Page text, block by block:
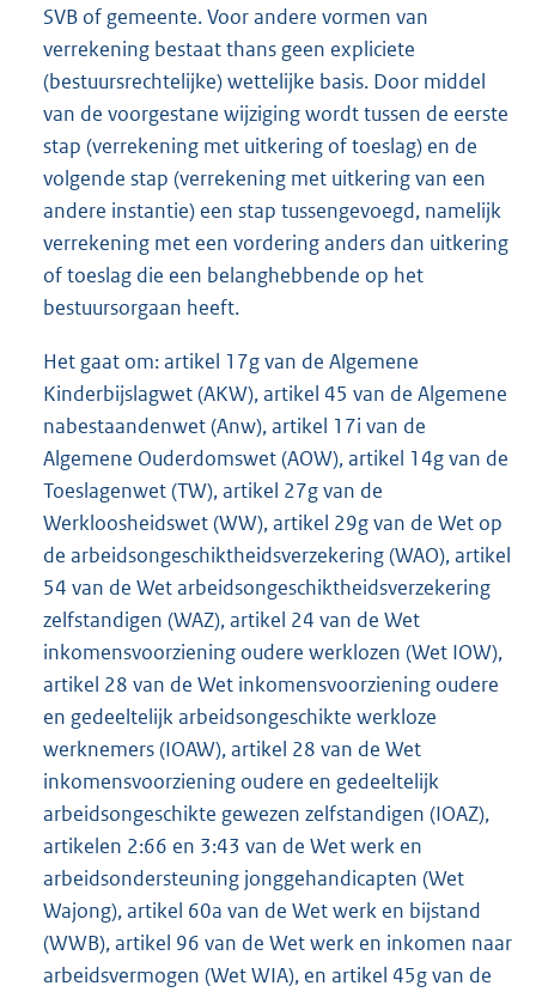
SVB of gemeente. Voor andere vormen van
verrekening bestaat thans geen expliciete
(bestuursrechtelijke) wettelijke basis. Door middel
van de voorgestane wijziging wordt tussen de eerste
stap (verrekening met uitkering of toeslag) en de
volgende stap (verrekening met uitkering van een
andere instantie) een stap tussengevoegd, namelijk
verrekening met een vordering anders dan uitkering
of toeslag die een belanghebbende op het
bestuursorgaan heeft.
Het gaat om: artikel 17g van de Algemene
Kinderbijslagwet (AKW), artikel 45 van de Algemene
nabestaandenwet (Anw), artikel 17i van de
Algemene Ouderdomswet (AOW), artikel 14g van de
Toeslagenwet (TW), artikel 27g van de
Werkloosheidswet (WW), artikel 29g van de Wet op
de arbeidsongeschiktheidsverzekering (WAO), artikel
54 van de Wet arbeidsongeschiktheidsverzekering
zelfstandigen (WAZ), artikel 24 van de Wet
inkomensvoorziening oudere werklozen (Wet IOW),
artikel 28 van de Wet inkomensvoorziening oudere
en gedeeltelijk arbeidsongeschikte werkloze
werknemers (IOAW), artikel 28 van de Wet
inkomensvoorziening oudere en gedeeltelijk
arbeidsongeschikte gewezen zelfstandigen (IOAZ),
artikelen 2:66 en 3:43 van de Wet werk en
arbeidsondersteuning jonggehandicapten (Wet
Wajong), artikel 60a van de Wet werk en bijstand
(WWB), artikel 96 van de Wet werk en inkomen naar
arbeidsvermogen (Wet WIA), en artikel 45g van de